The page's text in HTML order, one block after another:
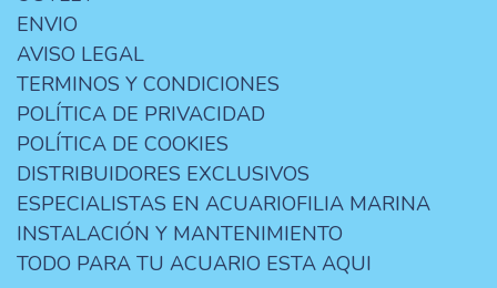
ENVIO
AVISO LEGAL
TERMINOS Y CONDICIONES
POLÍTICA DE PRIVACIDAD
POLÍTICA DE COOKIES
DISTRIBUIDORES EXCLUSIVOS
ESPECIALISTAS EN ACUARIOFILIA MARINA
INSTALACIÓN Y MANTENIMIENTO
TODO PARA TU ACUARIO ESTA AQUI